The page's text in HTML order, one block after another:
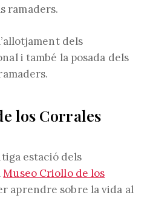
ramaders.
dels
i també la posada dels
los Corrales
estació dels
Museo Criollo de los
aprendre sobre la vida al